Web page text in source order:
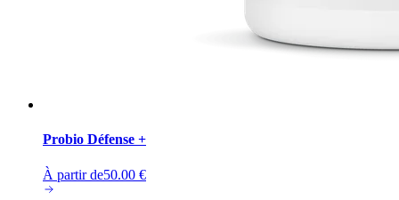
Probio Défense +
À partir de50.00 €